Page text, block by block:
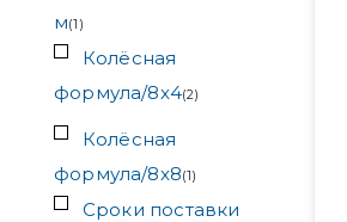
м(1 )
Колёсная
формула/8x4(2)
Колёсная
формула/8x8(1)
Сроки поставки